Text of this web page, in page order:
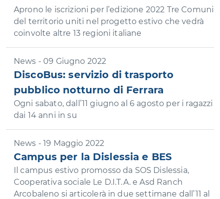
Aprono le iscrizioni per l’edizione 2022 Tre Comuni
del territorio uniti nel progetto estivo che vedrà
coinvolte altre 13 regioni italiane
News - 09 Giugno 2022
DiscoBus: servizio di trasporto
pubblico notturno di Ferrara
Ogni sabato, dall’11 giugno al 6 agosto per i ragazzi
dai 14 anni in su
News - 19 Maggio 2022
Campus per la Dislessia e BES
Il campus estivo promosso da SOS Dislessia,
Cooperativa sociale Le D.I.T.A. e Asd Ranch
Arcobaleno si articolerà in due settimane dall’11 al